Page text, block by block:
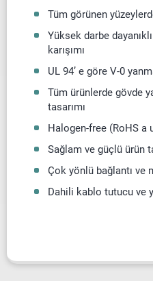
Tüm görünen
Yüksek darbe
karışımı
UL 94’ e göre V-0
Tüm ürünlerde gövde
tasarımı
Halogen-free (RoHS a
Sağlam ve güçlü ürün
Çok yönlü bağlantı ve
Dahili kablo tutucu ve